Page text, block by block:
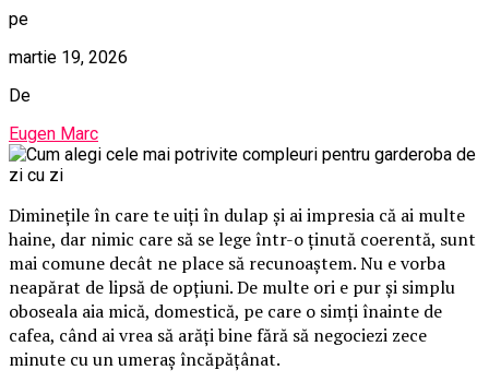
pe
martie 19, 2026
De
Eugen Marc
Diminețile în care te uiți în dulap și ai impresia că ai multe
haine, dar nimic care să se lege într-o ținută coerentă, sunt
mai comune decât ne place să recunoaștem. Nu e vorba
neapărat de lipsă de opțiuni. De multe ori e pur și simplu
oboseala aia mică, domestică, pe care o simți înainte de
cafea, când ai vrea să arăți bine fără să negociezi zece
minute cu un umeraș încăpățânat.